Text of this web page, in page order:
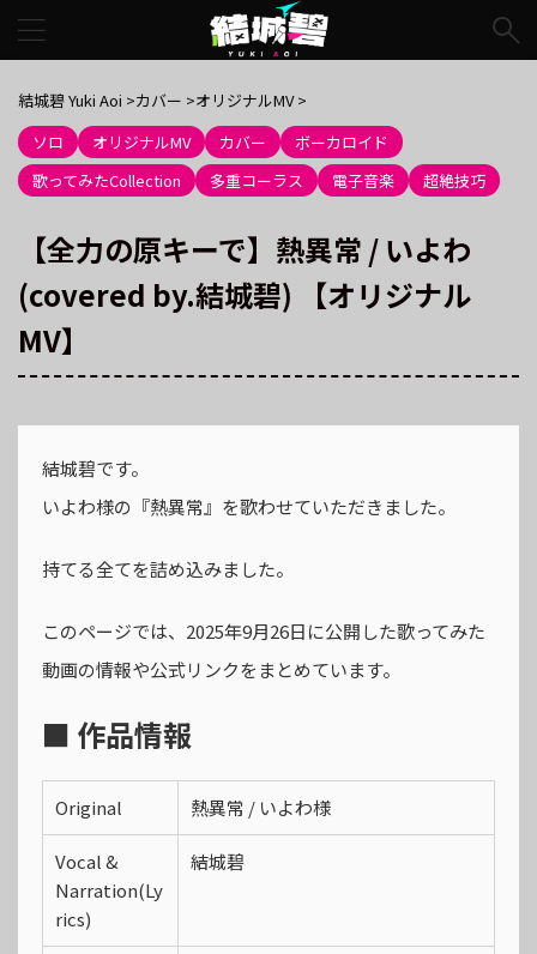
結城碧 Yuki Aoi >カバー >オリジナルMV >
ソロ
オリジナルMV カバー
ボーカロイド
歌ってみたCollection
多重コーラス 電子音楽 超絶技巧
【全力の原キーで】熱異常 / いよわ
(covered by.結城碧) 【オリジナル
MV】
結城碧です。
いよわ様の『熱異常』を歌わせていただきました。
持てる全てを詰め込みました。
このページでは、2025年9月26日に公開した歌ってみた
動画の情報や公式リンクをまとめています。
■ 作品情報
Original 熱異常 / いよわ様
Vocal &
Narration(Ly
rics)
結城碧